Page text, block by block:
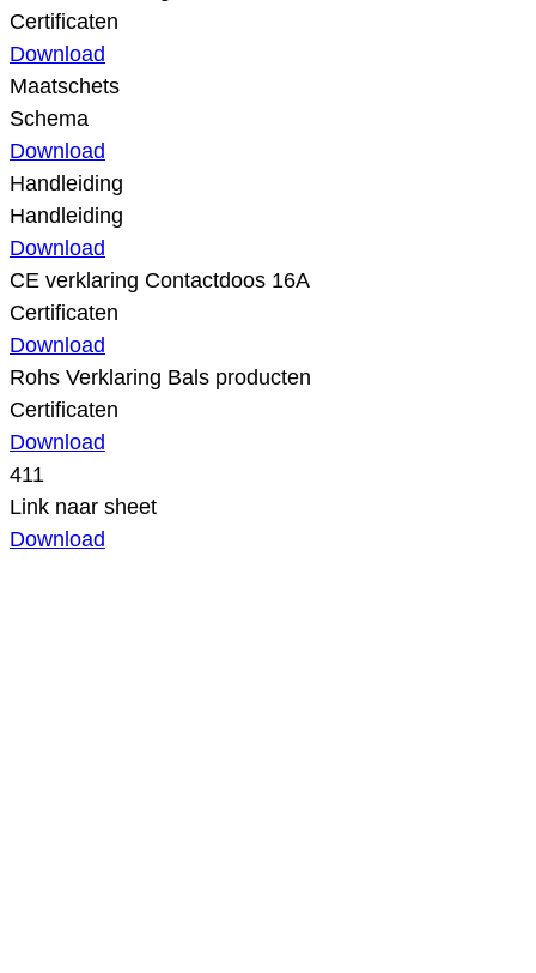
Certificaten
Download
Maatschets
Schema
Download
Handleiding
Handleiding
Download
CE verklaring Contactdoos 16A
Certificaten
Download
Rohs Verklaring Bals producten
Certificaten
Download
411
Link naar sheet
Download